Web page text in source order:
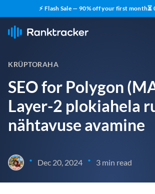
⚡ Flash Sale — 90% off your first month⏳
KRÜPTORAHA
SEO for Polygon
Layer-2 plokiahela
nähtavuse avamine
• Dec 20, 2024 • 3 min read